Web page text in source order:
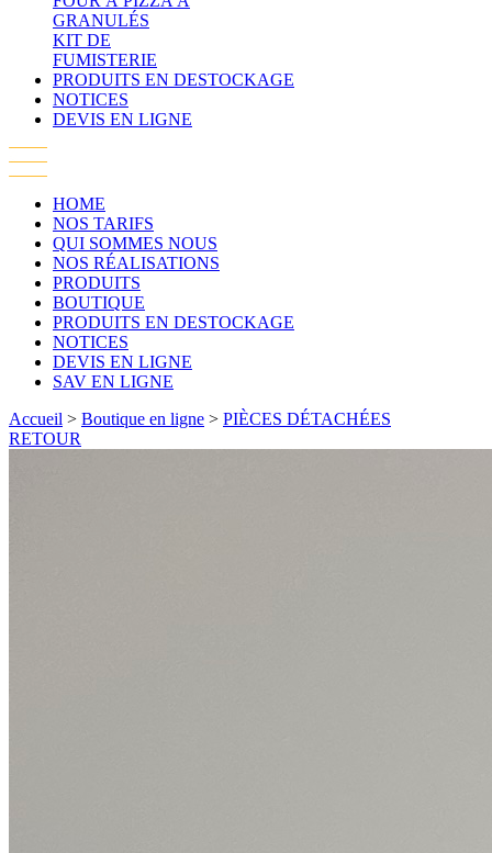
GRANULÉS
KIT DE
FUMISTERIE
PRODUITS EN DESTOCKAGE
NOTICES
DEVIS EN LIGNE
HOME
NOS TARIFS
QUI SOMMES NOUS
NOS RÉALISATIONS
PRODUITS
BOUTIQUE
PRODUITS EN DESTOCKAGE
NOTICES
DEVIS EN LIGNE
SAV EN LIGNE
Accueil > Boutique en ligne > PIÈCES DÉTACHÉES
RETOUR